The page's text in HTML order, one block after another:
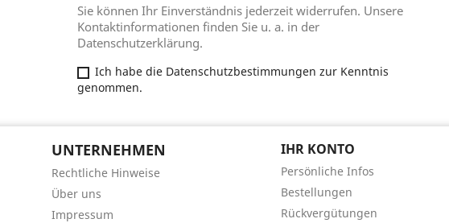
Sie können Ihr Einverständnis jederzeit widerrufen. Unsere
Kontaktinformationen finden Sie u. a. in der
Datenschutzerklärung.
Ich habe die Datenschutzbestimmungen zur Kenntnis
genommen.
UNTERNEHMEN
Rechtliche Hinweise
Über uns
Impressum
IHR KONTO
Persönliche Infos
Bestellungen
Rückvergütungen